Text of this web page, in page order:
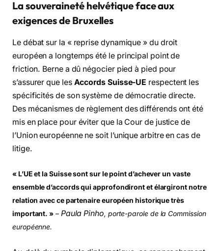
La souveraineté helvétique face aux
exigences de Bruxelles
Le débat sur la « reprise dynamique » du droit
européen a longtemps été le principal point de
friction. Berne a dû négocier pied à pied pour
s’assurer que les Accords Suisse-UE respectent les
spécificités de son système de démocratie directe.
Des mécanismes de règlement des différends ont été
mis en place pour éviter que la Cour de justice de
l’Union européenne ne soit l’unique arbitre en cas de
litige.
« L’UE et la Suisse sont sur le point d’achever un vaste
ensemble d’accords qui approfondiront et élargiront notre
relation avec ce partenaire européen historique très
important. » – Paula Pinho, porte-parole de la Commission
européenne.